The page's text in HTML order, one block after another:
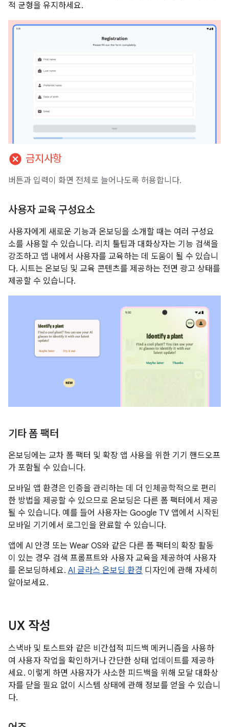
적 균형을 유지하세요.
cancel 금지사항
버튼과 입력이 화면 전체로 늘어나도록 허용합니다.
사용자 교육 구성요소
사용자에게 새로운 기능과 온보딩을 소개할 때는 여러 구성요
소를 사용할 수 있습니다. 리치 툴팁과 대화상자는 기능 검색을
강조하고 앱 내에서 사용자를 교육하는 데 도움이 될 수 있습니
다. 시트는 온보딩 및 교육 콘텐츠를 제공하는 전면 광고 상태를
제공할 수 있습니다.
기타 폼 팩터
온보딩에는 교차 폼 팩터 및 확장 앱 사용을 위한 기기 핸드오프
가 포함될 수 있습니다.
모바일 앱 환경은 인증을 관리하는 데 더 인체공학적으로 편리
한 방법을 제공할 수 있으므로 온보딩은 다른 폼 팩터에서 제공
될 수 있습니다. 예를 들어 사용자는 Google TV 앱에서 시작된
모바일 기기에서 로그인을 완료할 수 있습니다.
앱에 AI 안경 또는 Wear OS와 같은 다른 폼 팩터의 확장 활동
이 있는 경우 검색 프롬프트와 사용자 교육을 제공하여 사용자
를 온보딩하세요. AI 글라스 온보딩 환경 디자인에 관해 자세히
알아보세요.
UX 작성
스낵바 및 토스트와 같은 비간섭적 피드백 메커니즘을 사용하
여 사용자 작업을 확인하거나 간단한 상태 업데이트를 제공하
세요. 이렇게 하면 사용자가 사소한 피드백을 위해 모달 대화상
자를 닫을 필요 없이 시스템 상태에 관해 정보를 얻을 수 있습니
다.